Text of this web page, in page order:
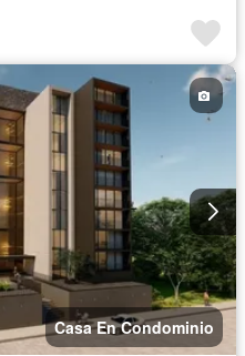
Casa En Condominio